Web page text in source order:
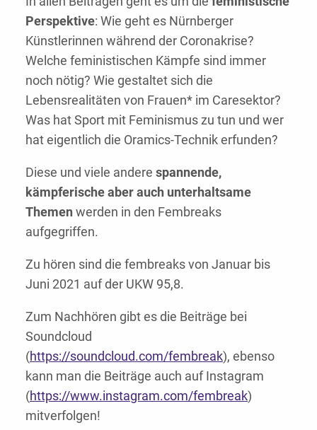
Perspektive: Wie geht es Nürnberger
Künstlerinnen während der Coronakrise?
Welche feministischen Kämpfe sind immer
noch nötig? Wie gestaltet sich die
Lebensrealitäten von Frauen* im Caresektor?
Was hat Sport mit Feminismus zu tun und wer
hat eigentlich die Oramics-Technik erfunden?
Diese und viele andere spannende,
kämpferische aber auch unterhaltsame
Themen werden in den Fembreaks
aufgegriffen.
Zu hören sind die fembreaks von Januar bis
Juni 2021 auf der UKW 95,8.
Zum Nachhören gibt es die Beiträge bei
Soundcloud
(https://soundcloud.com/fembreak), ebenso
kann man die Beiträge auch auf Instagram
(https://www.instagram.com/fembreak)
mitverfolgen!